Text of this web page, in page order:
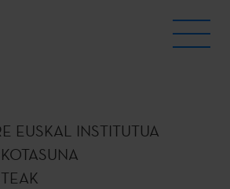
EUSKAL INSTITUTUA